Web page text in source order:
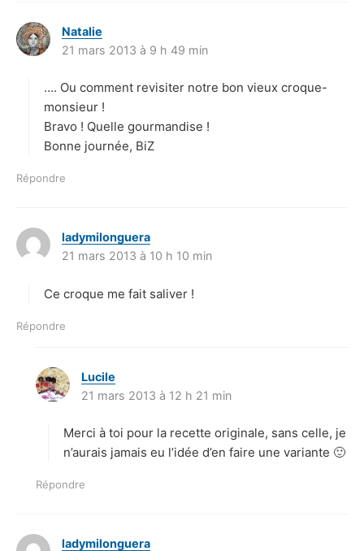
Natalie
i
:
21 mars 2013 à 9 h 49 min
…. Ou comment revisiter notre bon vieux croque-
monsieur !
Bravo ! Quelle gourmandise !
Bonne journée, BiZ
Répondre
ladymilonguera
i
21 mars 2013 à 10 h 10 min
Ce croque me fait saliver !
Répondre
Lucile
i
:
21 mars 2013 à 12 h 21 min
Merci à toi pour la recette originale, sans celle, je
n’aurais jamais eu l’idée d’en faire une variante 🙂
Répondre
ladymilonguera